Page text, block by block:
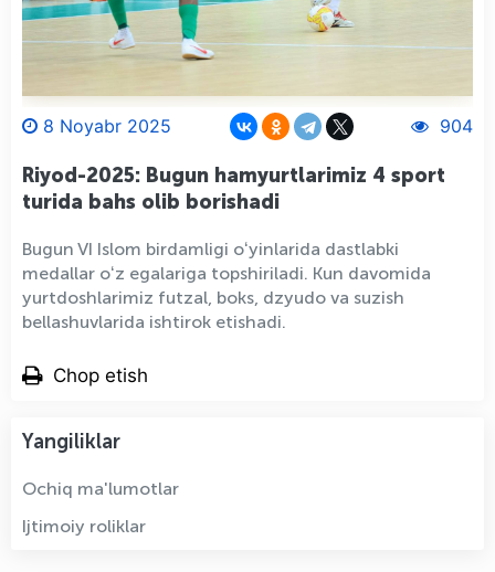
8 Noyabr 2025 904
Riyod-2025: Bugun hamyurtlarimiz 4 sport
turida bahs olib borishadi
Bugun VI Islom birdamligi oʻyinlarida dastlabki
medallar oʻz egalariga topshiriladi. Kun davomida
yurtdoshlarimiz futzal, boks, dzyudo va suzish
bellashuvlarida ishtirok etishadi.
Chop etish
Yangiliklar
Ochiq ma'lumotlar
Ijtimoiy roliklar